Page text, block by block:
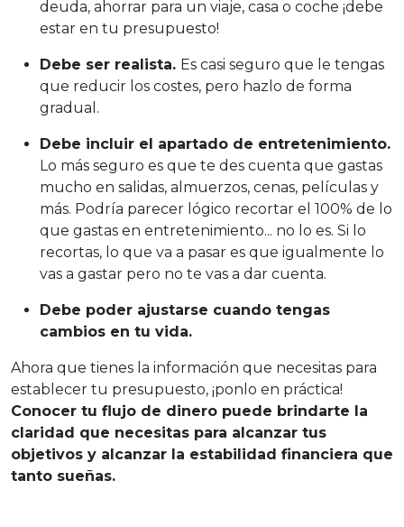
deuda, ahorrar para un viaje, casa o coche ¡debe
estar en tu presupuesto!
Debe ser realista. Es casi seguro que le tengas
que reducir los costes, pero hazlo de forma
gradual.
Debe incluir el apartado de entretenimiento.
Lo más seguro es que te des cuenta que gastas
mucho en salidas, almuerzos, cenas, películas y
más. Podría parecer lógico recortar el 100% de lo
que gastas en entretenimiento... no lo es. Si lo
recortas, lo que va a pasar es que igualmente lo
vas a gastar pero no te vas a dar cuenta.
Debe poder ajustarse cuando tengas
cambios en tu vida.
Ahora que tienes la información que necesitas para
establecer tu presupuesto, ¡ponlo en práctica!
Conocer tu flujo de dinero puede brindarte la
claridad que necesitas para alcanzar tus
objetivos y alcanzar la estabilidad financiera que
tanto sueñas.